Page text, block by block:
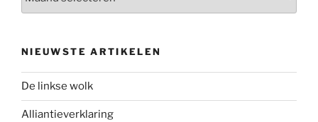
NIEUWSTE ARTIKELEN
De linkse wolk
Alliantieverklaring